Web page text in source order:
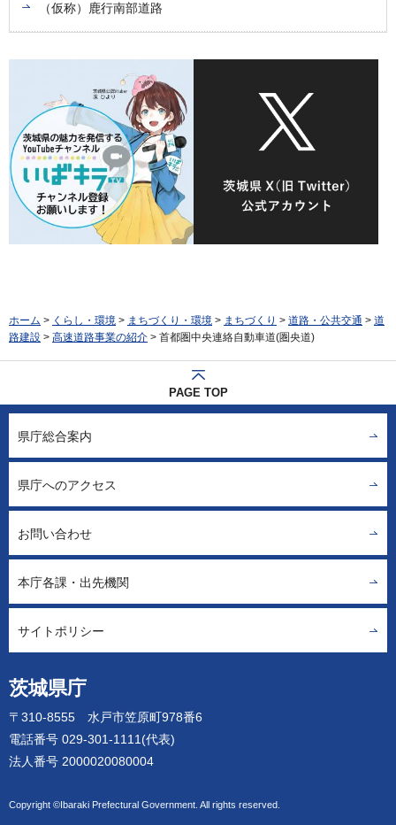
（仮称）鹿行南部道路
ホーム > くらし・環境 > まちづくり・環境 > まちづくり > 道路・公共交通 > 道
路建設 > 高速道路事業の紹介 > 首都圏中央連絡自動車道(圏央道)
PAGE TOP
茨城県庁
〒310-8555 水戸市笠原町978番6
電話番号 029-301-1111(代表)
法人番号 2000020080004
Copyright ©Ibaraki Prefectural Government. All rights reserved.
県庁総合案内
県庁へのアクセス
お問い合わせ
本庁各課・出先機関
サイトポリシー